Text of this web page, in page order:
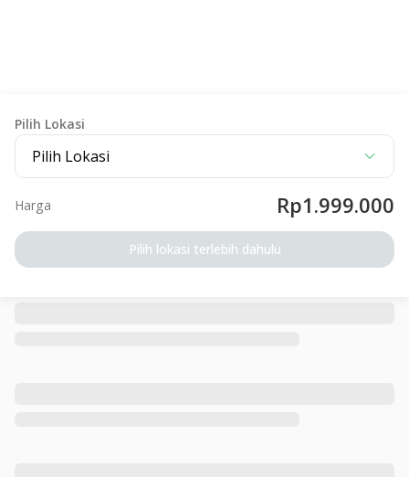
Pilih Lokasi
Pilih Lokasi
Harga Rp1.999.000
Pilih lokasi terlebih dahulu